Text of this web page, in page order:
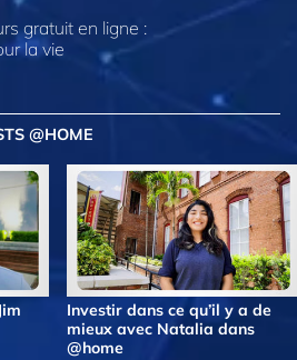
gratuit en ligne :
la vie
@HOME
Investir dans ce qu’il y a de
mieux avec Natalia dans
@home